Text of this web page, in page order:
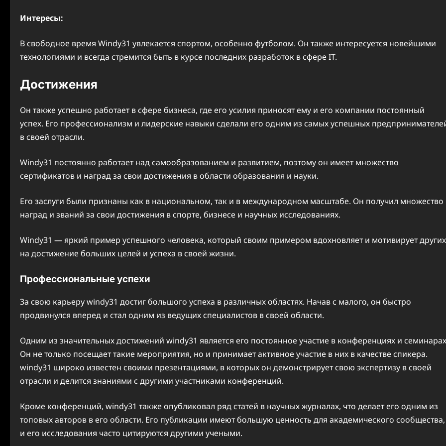
Интересы:
В свободное время Windy31 увлекается спортом, особенно футболом. Он также интересуется новейшими
технологиями и всегда стремится быть в курсе последних разработок в сфере IT.
Достижения
Он также успешно работает в сфере бизнеса, где его усилия приносят ему и его компании постоянный
успех. Его профессионализм и лидерские навыки сделали его одним из самых успешных
в своей отрасли.
Windy31 постоянно работает над самообразованием и развитием, поэтому он имеет множество
сертификатов и наград за свои достижения в области образования и науки.
Его заслуги были признаны как в национальном, так и в международном масштабе. Он получил множество
наград и званий за свои достижения в спорте, бизнесе и научных исследованиях.
Windy31 — яркий пример успешного человека, который своим примером вдохновляет и мотивирует других
на достижение больших целей и успеха в своей жизни.
Профессиональные успехи
За свою карьеру windy31 достиг большого успеха в различных областях. Начав с малого, он быстро
продвинулся вперед и стал одним из ведущих специалистов в своей области.
Одним из значительных достижений windy31 является его постоянное участие в конференциях и
Он не только посещает такие мероприятия, но и принимает активное участие в них в качестве спикера.
windy31 широко известен своими презентациями, в которых он демонстрирует свою экспертизу в своей
отрасли и делится знаниями с другими участниками конференций.
Кроме конференций, windy31 также опубликовал ряд статей в научных журналах, что делает его одним из
топовых авторов в его области. Его публикации имеют большую ценность для академического сообщества,
и его исследования часто цитируются другими учеными.